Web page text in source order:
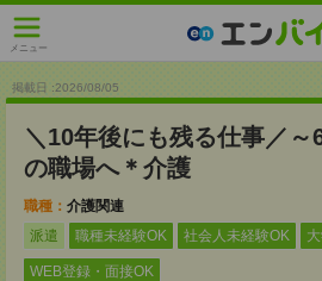
メニュー
掲載日 :2026/08/05
＼10年後にも残る仕事／～
の職場へ＊介護
職種： 介護関連
派遣
職種未経験OK 社会人未経験OK
WEB登録・面接OK